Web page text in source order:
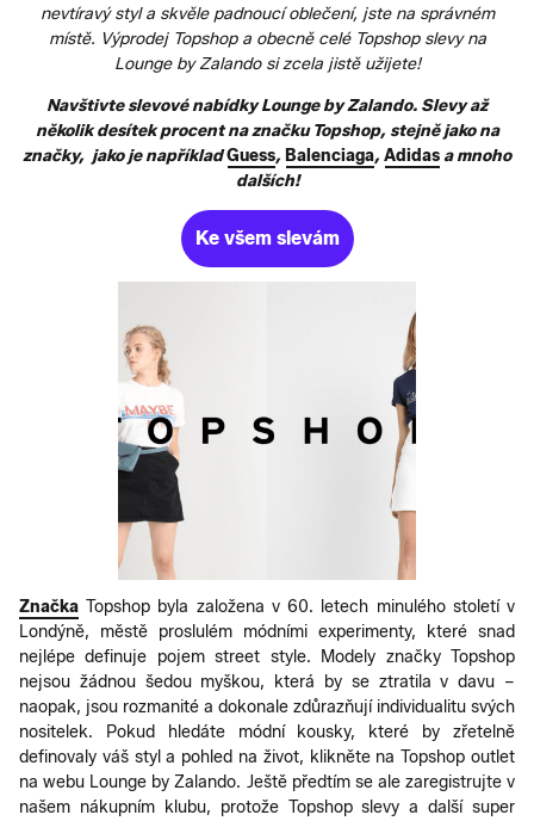
nevtíravý styl a skvěle padnoucí oblečení, jste na správném
místě. Výprodej Topshop a obecně celé Topshop slevy na
Lounge by Zalandosi zcela jistě užijete!
Navštivte slevové nabídky Lounge by Zalando. Slevy až
několik desítek procent na značku Topshop, stejně jako na
značky, jako je napříkladGuess, Balenciaga,Adidas a mnoho
dalších!
Ke všem slevám
Značka Topshop byla založena v 60. letech minulého století v
Londýně, městě proslulém módními experimenty, které snad
nejlépe definuje pojem street style. Modely značky Topshop
nejsou žádnou šedou myškou, která by se ztratila v davu –
naopak, jsou rozmanité a dokonale zdůrazňují individualitu svých
nositelek. Pokud hledáte módní kousky, které by zřetelně
definovaly váš styl a pohled na život, klikněte na Topshop outlet
na webu Lounge by Zalando. Ještě předtím se ale zaregistrujte v
našem nákupním klubu, protože Topshop slevy a další super